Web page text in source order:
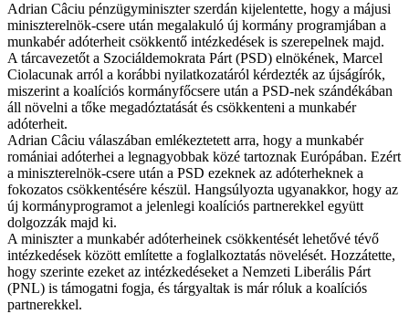
Adrian Câciu pénzügyminiszter szerdán kijelentette, hogy a májusi
miniszterelnök-csere után megalakuló új kormány programjában a
munkabér adóterheit csökkentő intézkedések is szerepelnek majd.
A tárcavezetőt a Szociáldemokrata Párt (PSD) elnökének, Marcel
Ciolacunak arról a korábbi nyilatkozatáról kérdezték az újságírók,
miszerint a koalíciós kormányfőcsere után a PSD-nek szándékában
áll növelni a tőke megadóztatását és csökkenteni a munkabér
adóterheit.
Adrian Câciu válaszában emlékeztetett arra, hogy a munkabér
romániai adóterhei a legnagyobbak közé tartoznak Európában. Ezért
a miniszterelnök-csere után a PSD ezeknek az adóterheknek a
fokozatos csökkentésére készül. Hangsúlyozta ugyanakkor, hogy az
új kormányprogramot a jelenlegi koalíciós partnerekkel együtt
dolgozzák majd ki.
A miniszter a munkabér adóterheinek csökkentését lehetővé tévő
intézkedések között említette a foglalkoztatás növelését. Hozzátette,
hogy szerinte ezeket az intézkedéseket a Nemzeti Liberális Párt
(PNL) is támogatni fogja, és tárgyaltak is már róluk a koalíciós
partnerekkel.